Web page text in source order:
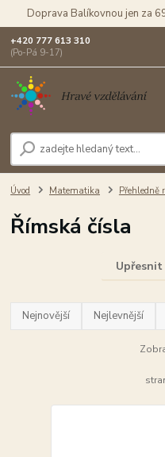
Doprava Balíkovnou jen za
+420 777 613 310
(Po-Pá 9-17)
Úvod Matematika Přehledně
Římská čísla
Nejnovější Nejlevnější